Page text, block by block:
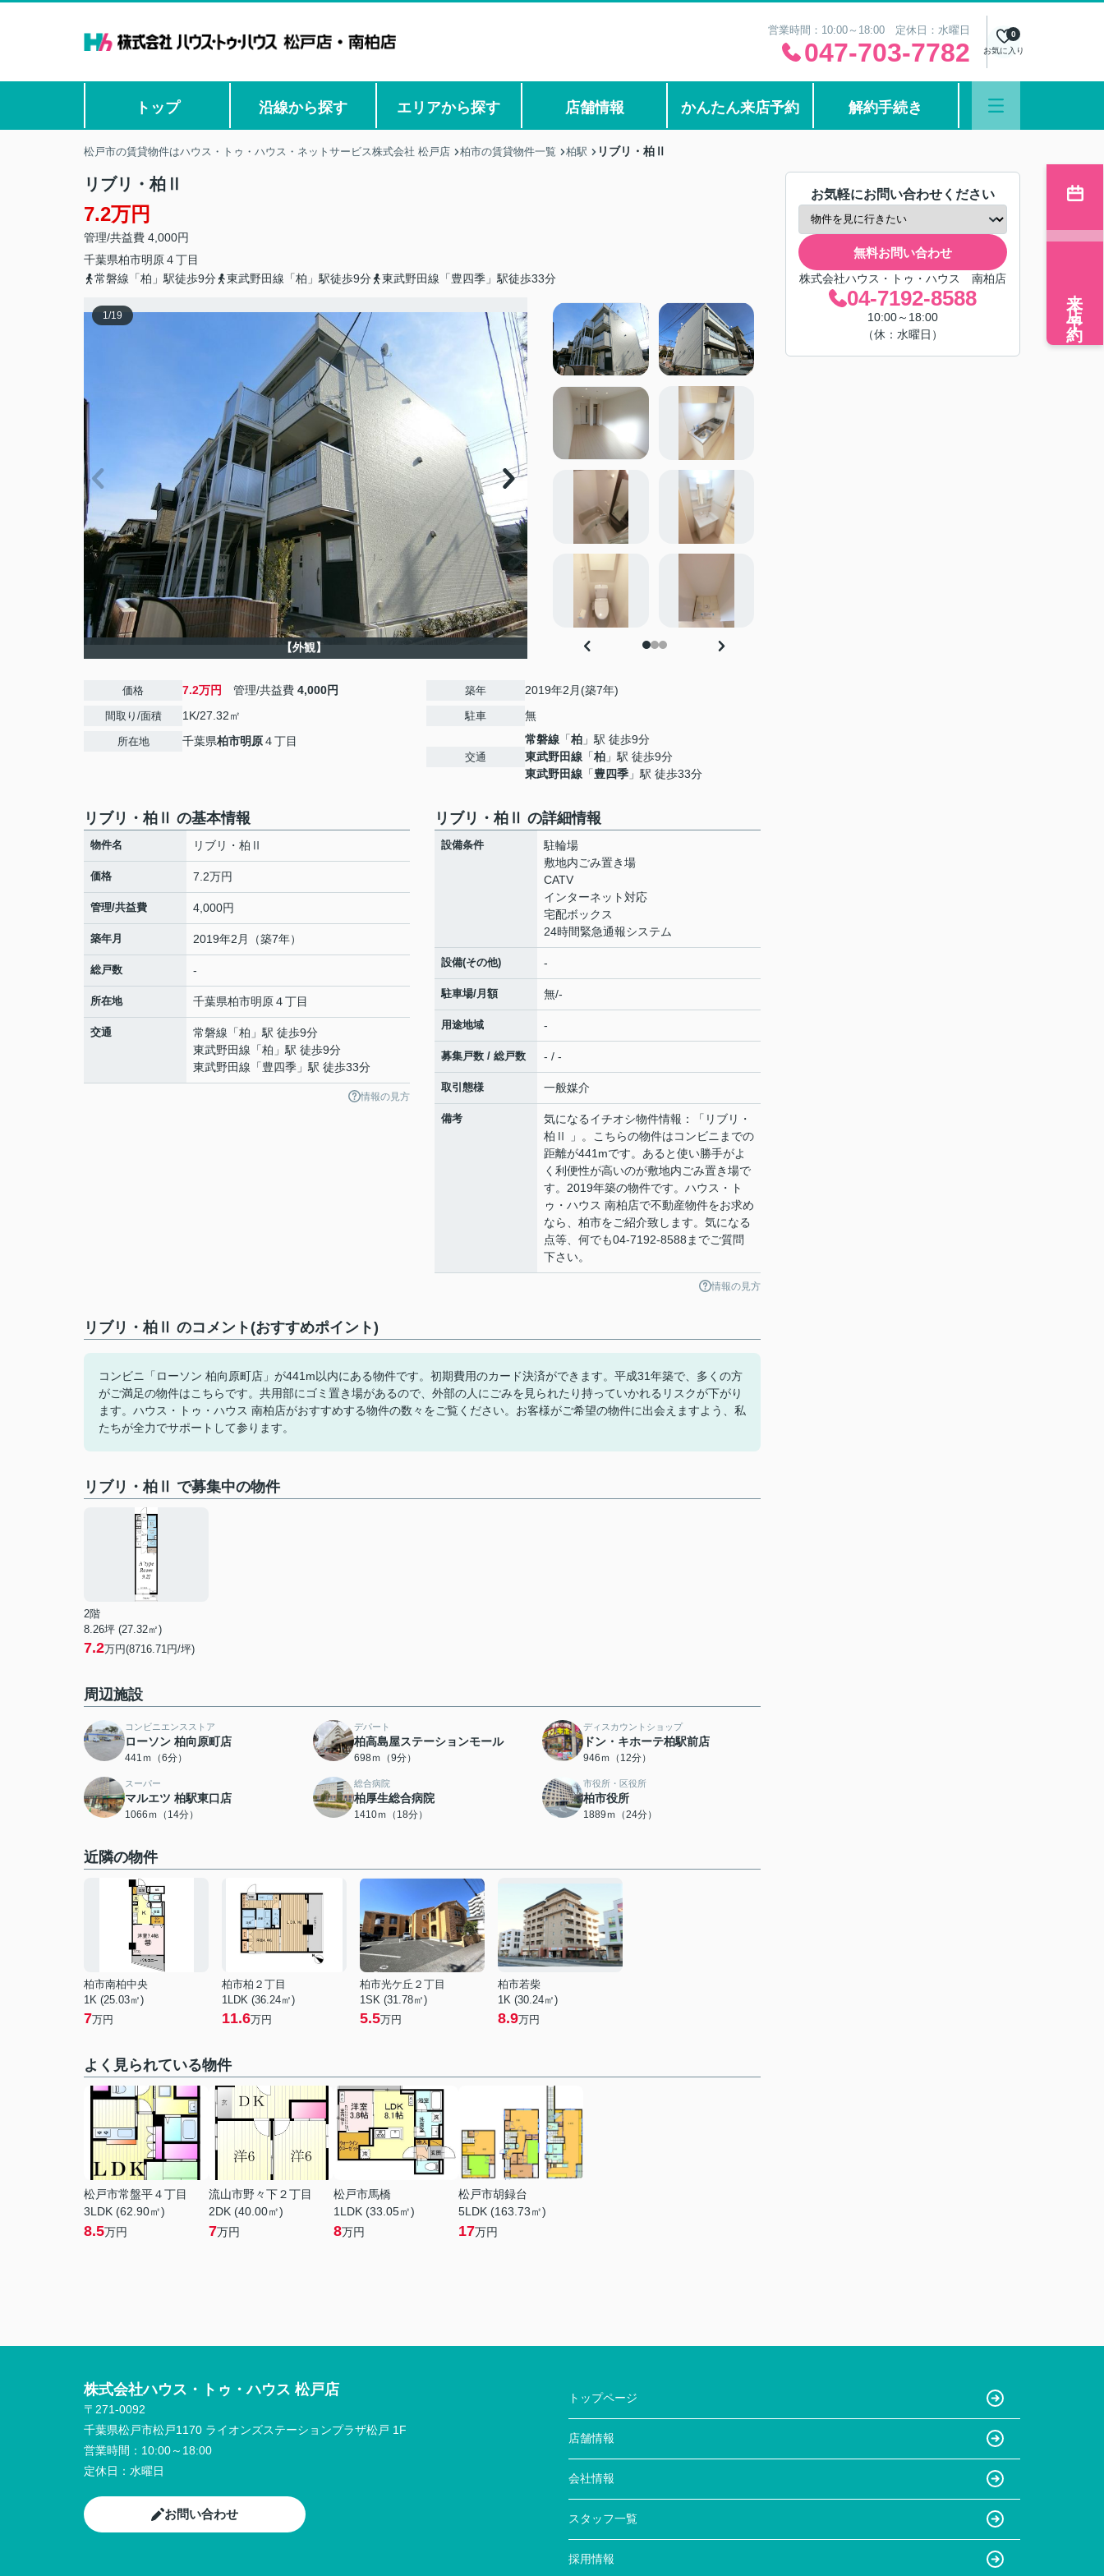
営業時間：10:00～18:00 定休日：水曜日
047-703-7782 お気に入り
0
トップ 沿線から探す エリアから探す 店舗情報 かんたん来店予約 解約手続き
松戸市の賃貸物件はハウス・トゥ・ハウス・ネットサービス株式会社 松戸店 柏市の賃貸物件一覧 柏駅 リブリ・柏Ⅱ
リブリ・柏Ⅱ
7.2万円
管理/共益費 4,000円
千葉県柏市明原４丁目
常磐線「柏」駅徒歩9分
東武野田線「柏」駅徒歩9分 東武野田線「豊四季」駅徒歩33分
1/19
【外観】
価格 7.2万円 管理/共益費 4,000円
間取り/面積 1K/27.32㎡
所在地 千葉県柏市明原４丁目
築年 2019年2月(築7年)
駐車 無
交通
常磐線 「柏 」駅 徒歩9分
東武野田線 「柏 」駅 徒歩9分
東武野田線 「豊四季 」駅 徒歩33分
リブリ・柏Ⅱ の基本情報
物件名 リブリ・柏Ⅱ
価格 7.2万円
管理/共益費 4,000円
築年月 2019年2月（築7年）
総戸数 -
所在地 千葉県柏市明原４丁目
交通 常磐線 「柏 」駅 徒歩9分
東武野田線 「柏 」駅 徒歩9分
東武野田線 「豊四季 」駅 徒歩33分
情報の見方
リブリ・柏Ⅱ の詳細情報
設備条件
駐輪場
敷地内ごみ置き場
CATV
インターネット対応
宅配ボックス
24時間緊急通報システム
設備(その他) -
駐車場/月額 無/-
用途地域 -
募集戸数 / 総戸数 - / -
取引態様 一般媒介
備考
気になるイチオシ物件情報：「リブリ・
柏Ⅱ 」。こちらの物件はコンビニまでの
距離が441mです。あると使い勝手がよ
く利便性が高いのが敷地内ごみ置き場で
す。2019年築の物件です。ハウス・ト
ゥ・ハウス 南柏店で不動産物件をお求め
なら、柏市をご紹介致します。気になる
点等、何でも04-7192-8588までご質問
下さい。
情報の見方
リブリ・柏Ⅱ のコメント(おすすめポイント)
コンビニ「ローソン 柏向原町店」が441m以内にある物件です。初期費用のカード決済ができます。平成31年築で、多くの方
がご満足の物件はこちらです。共用部にゴミ置き場があるので、外部の人にごみを見られたり持っていかれるリスクが下がり
ます。ハウス・トゥ・ハウス 南柏店がおすすめする物件の数々をご覧ください。お客様がご希望の物件に出会えますよう、私
たちが全力でサポートして参ります。
リブリ・柏Ⅱ で募集中の物件
2階
8.26坪 (27.32㎡)
7.2万円(8716.71円/坪)
周辺施設
コンビニエンスストア
ローソン 柏向原町店
441ｍ（6分）
デパート
柏高島屋ステーションモール
698ｍ（9分）
ディスカウントショップ
ドン・キホーテ柏駅前店
946ｍ（12分）
スーパー
マルエツ 柏駅東口店
1066ｍ（14分）
総合病院
柏厚生総合病院
1410ｍ（18分）
市役所・区役所
柏市役所
1889ｍ（24分）
近隣の物件
柏市南柏中央
1K (25.03㎡)
7万円
柏市柏２丁目
1LDK (36.24㎡)
11.6万円
柏市光ケ丘２丁目
1SK (31.78㎡)
5.5万円
柏市若柴
1K (30.24㎡)
8.9万円
よく見られている物件
松戸市常盤平４丁目
3LDK (62.90㎡)
8.5万円
流山市野々下２丁目
2DK (40.00㎡)
7万円
松戸市馬橋
1LDK (33.05㎡)
8万円
松戸市胡録台
5LDK (163.73㎡)
17万円
お気軽にお問い合わせください
無料お問い合わせ
株式会社ハウス・トゥ・ハウス 南柏店
04-7192-8588
10:00～18:00
（休：水曜日）
来店予約
株式会社ハウス・トゥ・ハウス 松戸店
〒271-0092
千葉県松戸市松戸1170 ライオンズステーションプラザ松戸 1F
営業時間： 10:00～18:00
定休日： 水曜日
お問い合わせ
トップページ
店舗情報
会社情報
スタッフ一覧
採用情報